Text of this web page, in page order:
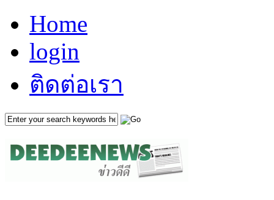
Home
login
ติดต่อเรา